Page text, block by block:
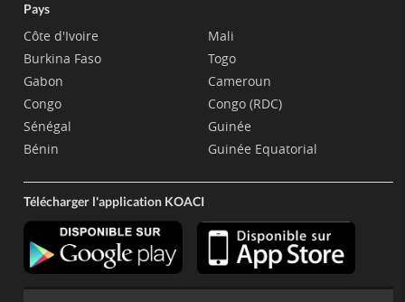
Pays
Côte d'Ivoire
Burkina Faso
Gabon
Congo
Sénégal
Bénin
Mali
Togo
Cameroun
Congo (RDC)
Guinée
Guinée Equatorial
Télécharger l'application KOACI